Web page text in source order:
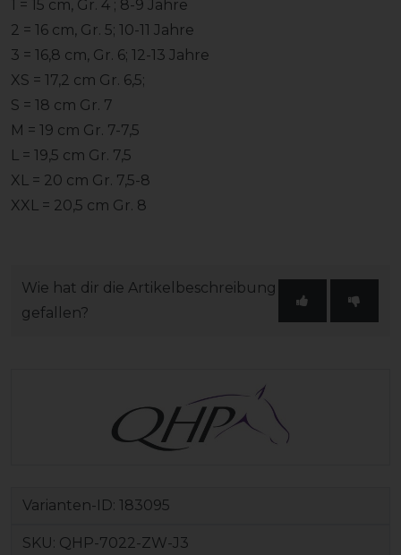
1 = 15 cm, Gr. 4 ; 8-9 Jahre
2 = 16 cm, Gr. 5; 10-11 Jahre
3 = 16,8 cm, Gr. 6; 12-13 Jahre
XS = 17,2 cm Gr. 6,5;
S = 18 cm Gr. 7
M = 19 cm Gr. 7-7,5
L = 19,5 cm Gr. 7,5
XL = 20 cm Gr. 7,5-8
XXL = 20,5 cm Gr. 8
Wie hat dir die Artikelbeschreibung
gefallen?
Varianten-ID: 183095
SKU: QHP-7022-ZW-J3